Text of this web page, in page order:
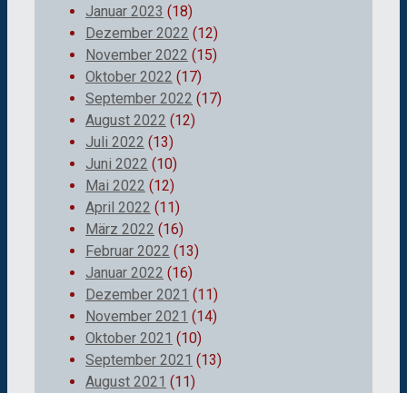
Januar 2023 (18)
Dezember 2022 (12)
November 2022 (15)
Oktober 2022 (17)
September 2022 (17)
August 2022 (12)
Juli 2022 (13)
Juni 2022 (10)
Mai 2022 (12)
April 2022 (11)
März 2022 (16)
Februar 2022 (13)
Januar 2022 (16)
Dezember 2021 (11)
November 2021 (14)
Oktober 2021 (10)
September 2021 (13)
August 2021 (11)